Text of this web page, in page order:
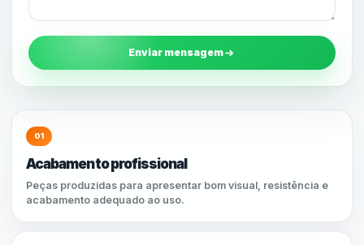
Enviar mensagem
01
Acabamento profissional
Peças produzidas para apresentar bom visual, resistência e
acabamento adequado ao uso.